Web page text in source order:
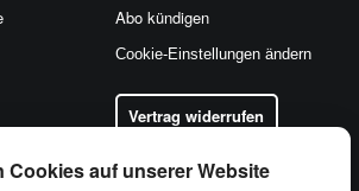
Cookies auf unserer Website
Abo kündigen
Cookie-Einstellungen ändern
Vertrag widerrufen